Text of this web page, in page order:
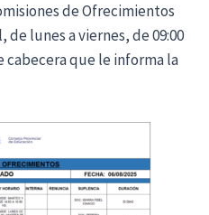
de Ofrecimientos
de lunes a viernes, de 09:00
cabecera que le informa la